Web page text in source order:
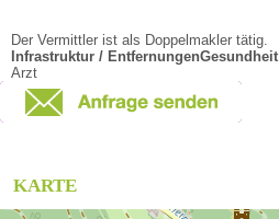
Der Vermittler ist als Doppelmakler tätig.
Infrastruktur / EntfernungenGesundheit
Arzt
KARTE